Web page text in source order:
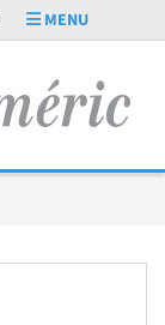
MENU